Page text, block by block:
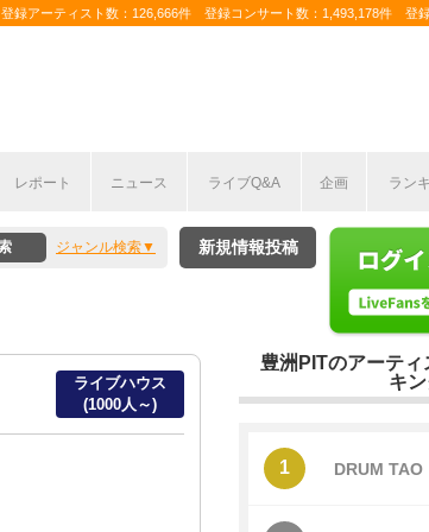
登録アーティスト数：126,666件 登録コンサート数：1,493,178件 登
レポート ニュース ライブQ&A 企画 ラン
ジャンル検索 新規情報投稿
ライブハウス
(1000人～)
豊洲PITのアーテ
キ
1 DRUM TAO